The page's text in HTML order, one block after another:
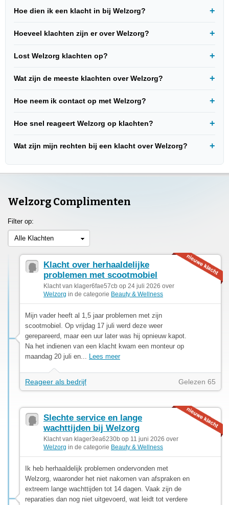
Hoe dien ik een klacht in bij Welzorg?
Hoeveel klachten zijn er over Welzorg?
Lost Welzorg klachten op?
Wat zijn de meeste klachten over Welzorg?
Hoe neem ik contact op met Welzorg?
Hoe snel reageert Welzorg op klachten?
Wat zijn mijn rechten bij een klacht over Welzorg?
Welzorg Complimenten
Filter op:
Alle Klachten
Klacht over herhaaldelijke
problemen met scootmobiel
Klacht van klager6fae57cb op 24 juli 2026 over
Welzorg in de categorie Beauty & Wellness
Mijn vader heeft al 1,5 jaar problemen met zijn
scootmobiel. Op vrijdag 17 juli werd deze weer
gerepareerd, maar een uur later was hij opnieuw kapot.
Na het indienen van een klacht kwam een monteur op
maandag 20 juli en... Lees meer
Reageer als bedrijf Gelezen 65
Slechte service en lange
wachttijden bij Welzorg
Klacht van klager3ea6230b op 11 juni 2026 over
Welzorg in de categorie Beauty & Wellness
Ik heb herhaaldelijk problemen ondervonden met
Welzorg, waaronder het niet nakomen van afspraken en
extreem lange wachttijden tot 14 dagen. Vaak zijn de
reparaties dan nog niet uitgevoerd, wat leidt tot verdere